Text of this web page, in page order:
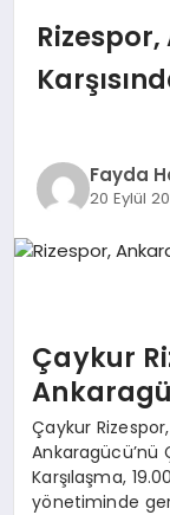
TEKNOLOJI
EKONOMI
SIYASET
MAGAZIN
YAŞAM
Fayda
20 Eylül
Çaykur
Çaykur
Ankaragücü’nü
Karşılaşma,
yönetiminde